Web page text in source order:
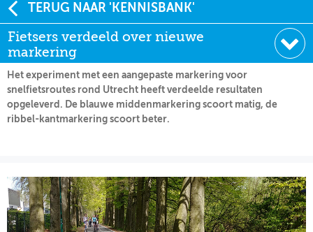
NIEUWS
BIJEENKOMSTEN
KENNISBANK
ADRESSENBOEK
OVER FIETSBERAAD
MIJN PROFIEL
GEBRUIKER
TERUG NAAR 'KENNISBANK'
Fietsers verdeeld over nieuwe
markering
Soort:
Nieuws Fietsberaad
Datum:
16-10-2018
Het experiment met een aangepaste markering voor
snelfietsroutes rond Utrecht heeft verdeelde resultaten
opgeleverd. De blauwe middenmarkering scoort matig, de
ribbel-kantmarkering scoort beter.